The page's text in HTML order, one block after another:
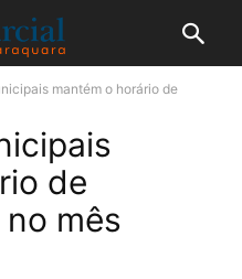
mantém o horário de
de
mês